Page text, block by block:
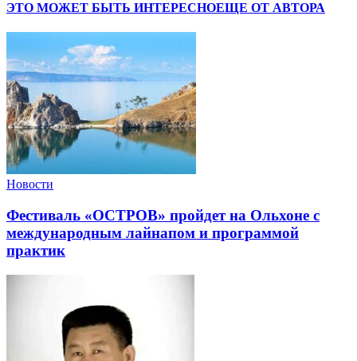
ЭТО МОЖЕТ БЫТЬ ИНТЕРЕСНОЕЩЕ ОТ АВТОРА
Новости
Фестиваль «ОСТРОВ» пройдет на Ольхоне с
международным лайнапом и программой
практик